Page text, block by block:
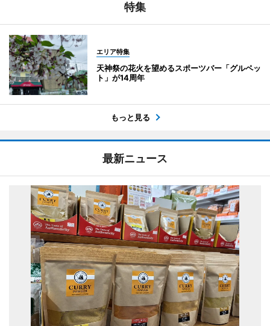
特集
エリア特集
天神祭の花火を望めるスポーツバー「グルペッ
ト」が14周年
もっと見る
最新ニュース